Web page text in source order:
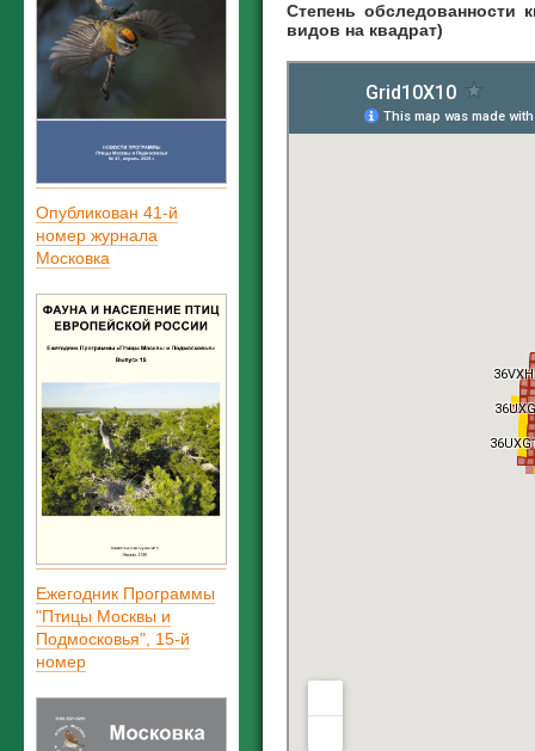
Опубликован 41-й
номер журнала
Московка
Ежегодник Программы
"Птицы Москвы и
Подмосковья", 15-й
номер
Степень обследованности
видов на квадрат)